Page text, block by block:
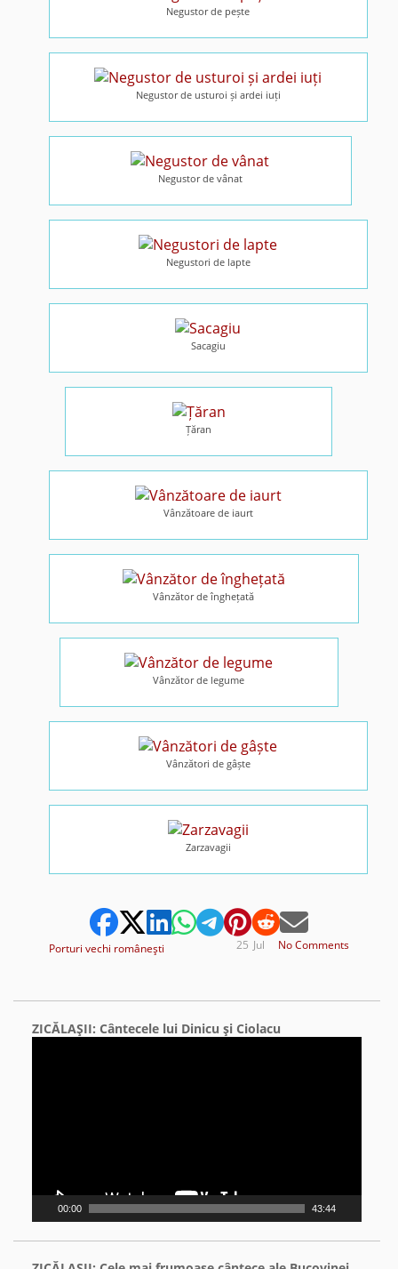
Negustor de pește
Negustor de usturoi și ardei iuți
Negustor de vânat
Negustori de lapte
Sacagiu
Țăran
Vânzătoare de iaurt
Vânzător de înghețată
Vânzător de legume
Vânzători de gâște
Zarzavagii
Porturi vechi româneşti No Comments
Jul
25
ZICĂLAŞII: Cântecele lui Dinicu şi Ciolacu
00:00 43:44